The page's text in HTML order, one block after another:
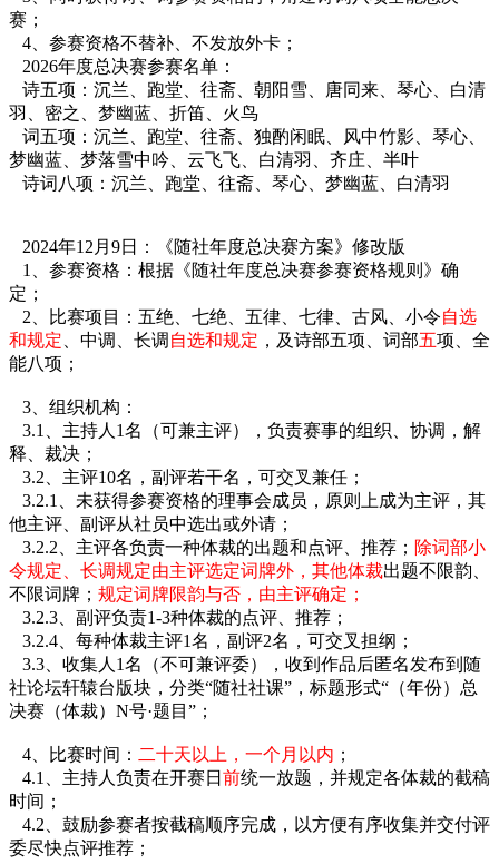
赛；
4、参赛资格不替补、不发放外卡；
2026年度总决赛参赛名单：
诗五项：沉兰、跑堂、往斋、朝阳雪、唐同来、琴心、白清
羽、密之、梦幽蓝、折笛、火鸟
词五项：沉兰、跑堂、往斋、独酌闲眠、风中竹影、琴心、
梦幽蓝、梦落雪中吟、云飞飞、白清羽、齐庄、半叶
诗词八项： 沉兰、跑堂、往斋、琴心、梦幽蓝、白清羽
2024年12月9日：《随社年度总决赛方案》修改版
1、参赛资格：根据《随社年度总决赛参赛资格规则》确
定；
2、比赛项目：五绝、七绝、五律、七律、古风、小令自选
和规定 、中调、长调 自选和规定 ，及诗部五项、词部五项、全
能八项；
3、组织机构：
3.1、主持人1名（可兼主评），负责赛事的组织、协调，解
释、裁决；
3.2、主评10名，副评若干名，可交叉兼任；
3.2.1、未获得参赛资格的理事会成员，原则上成为主评，其
他主评、副评从社员中选出或外请；
3.2.2、主评各负责一种体裁的出题和点评、推荐； 除词部小
令规定、长调规定由主评选定词牌外，其他体裁出题不限韵、
不限词牌； 规定词牌限韵与否，由主评确定；
3.2.3、副评负责1-3种体裁的点评、推荐；
3.2.4、每种体裁主评1名，副评2名，可交叉担纲；
3.3、收集人1名（不可兼评委），收到作品后匿名发布到随
社论坛轩辕台版块，分类“随社社课”，标题形式“（年份）总
决赛（体裁）N号·题目”；
4、比赛时间： 二十天以上，一个月以内 ；
4.1、主持人负责在开赛日 前统一放题，并规定各体裁的截稿
时间；
4.2、鼓励参赛者按截稿顺序完成，以方便有序收集并交付评
委尽快点评推荐；